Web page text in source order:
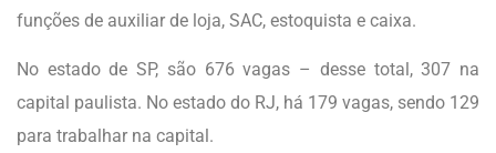
funções de auxiliar de loja, SAC, estoquista e caixa.
No estado de SP, são 676 vagas – desse total, 307 na
capital paulista. No estado do RJ, há 179 vagas, sendo 129
para trabalhar na capital.